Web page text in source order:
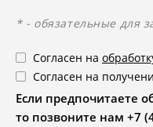
* - обязательные для
Согласен на
Согласен на
Если предпочитаете
то позвоните нам +7